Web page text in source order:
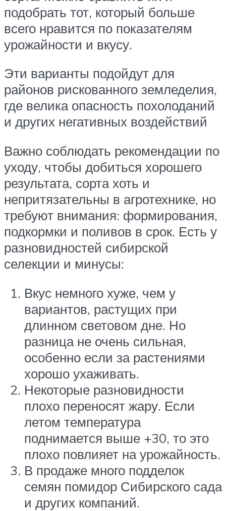
подобрать тот, который больше
всего нравится по показателям
урожайности и вкусу.
Эти варианты подойдут для
районов рискованного земледелия,
где велика опасность похолоданий
и других негативных воздействий
Важно соблюдать рекомендации по
уходу, чтобы добиться хорошего
результата, сорта хоть и
непритязательны в агротехнике, но
требуют внимания: формирования,
подкормки и поливов в срок. Есть у
разновидностей сибирской
селекции и минусы:
Вкус немного хуже, чем у
вариантов, растущих при
длинном световом дне. Но
разница не очень сильная,
особенно если за растениями
хорошо ухаживать.
Некоторые разновидности
плохо переносят жару. Если
летом температура
поднимается выше +30, то это
плохо повлияет на урожайность.
В продаже много подделок
семян помидор Сибирского сада
и других компаний.